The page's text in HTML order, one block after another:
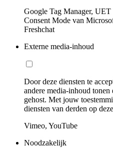
Google Tag Manager,
Consent Mode van
Freshchat
Externe media-inhoud
Door deze diensten te
andere media-inhoud
gehost. Met jouw
diensten van derden op
Vimeo, YouTube
Noodzakelijk